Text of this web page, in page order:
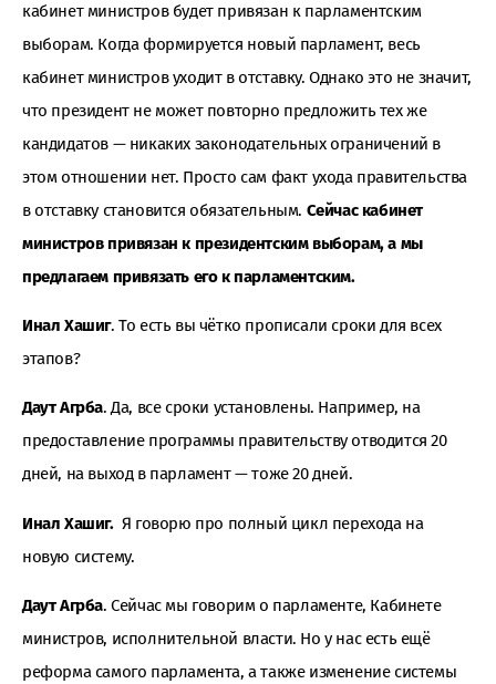
кабинет министров будет привязан к парламентским
выборам. Когда формируется новый парламент, весь
кабинет министров уходит в отставку. Однако это не значит,
что президент не может повторно предложить тех же
кандидатов — никаких законодательных ограничений в
этом отношении нет. Просто сам факт ухода правительства
в отставку становится обязательным. Сейчас кабинет
министров привязан к президентским выборам, а мы
предлагаем привязать его к парламентским.
Инал Хашиг. То есть вы чётко прописали сроки для всех
этапов?
Даут Агрба. Да, все сроки установлены. Например, на
предоставление программы правительству отводится 20
дней, на выход в парламент — тоже 20 дней.
Инал Хашиг.Я говорю про полный цикл перехода на
новую систему.
Даут Агрба. Сейчас мы говорим о парламенте, Кабинете
министров, исполнительной власти. Но у нас есть ещё
реформа самого парламента, а также изменение системы